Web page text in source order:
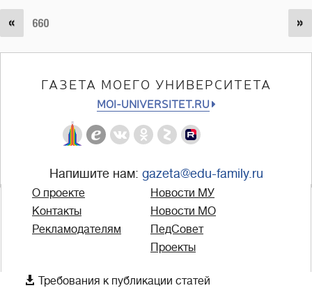
« 660 »
ГАЗЕТА МОЕГО УНИВЕРСИТЕТА
MOI-UNIVERSITET.RU
Напишите нам: gazeta@edu-family.ru
О проекте
Контакты
Рекламодателям
Новости МУ
Новости МО
ПедСовет
Проекты
 Требования к публикации статей